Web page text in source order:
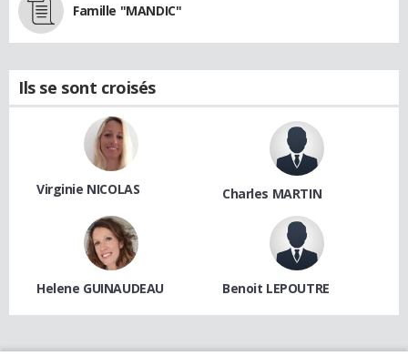
Famille "MANDIC"
Ils se sont croisés
Virginie NICOLAS Charles MARTIN
Helene GUINAUDEAU Benoit LEPOUTRE